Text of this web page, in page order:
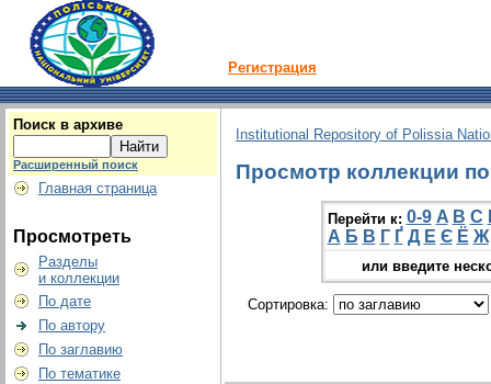
Регистрация
Поиск в архиве
Расширенный поиск
Главная страница
Просмотреть
Разделы
и коллекции
По дате
По автору
По заглавию
По тематике
Institutional Repository of Polissia
Просмотр коллекции
Перейти к: 0-9 A B C
А Б В Г Ґ Д Е Є Ё Ж
или введите
Сортировка: